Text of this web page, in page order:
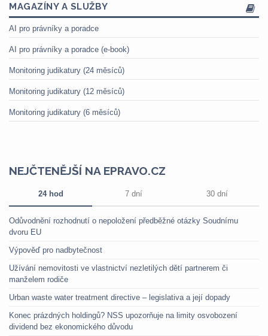
MAGAZÍNY A SLUŽBY
AI pro právníky a poradce
AI pro právníky a poradce (e-book)
Monitoring judikatury (24 měsíců)
Monitoring judikatury (12 měsíců)
Monitoring judikatury (6 měsíců)
NEJČTENĚJŠÍ NA EPRAVO.CZ
24 hod 7 dní 30 dní
Odůvodnění rozhodnutí o nepoložení předběžné otázky Soudnímu
dvoru EU
Výpověď pro nadbytečnost
Užívání nemovitosti ve vlastnictví nezletilých dětí partnerem či
manželem rodiče
Urban waste water treatment directive – legislativa a její dopady
Konec prázdných holdingů? NSS upozorňuje na limity osvobození
dividend bez ekonomického důvodu